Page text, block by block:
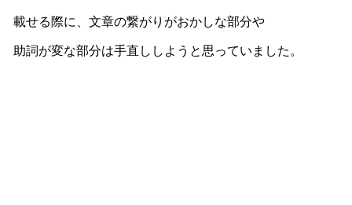
載せる際に、文章の繋がりがおかしな部分や
助詞が変な部分は手直ししようと思っていました。